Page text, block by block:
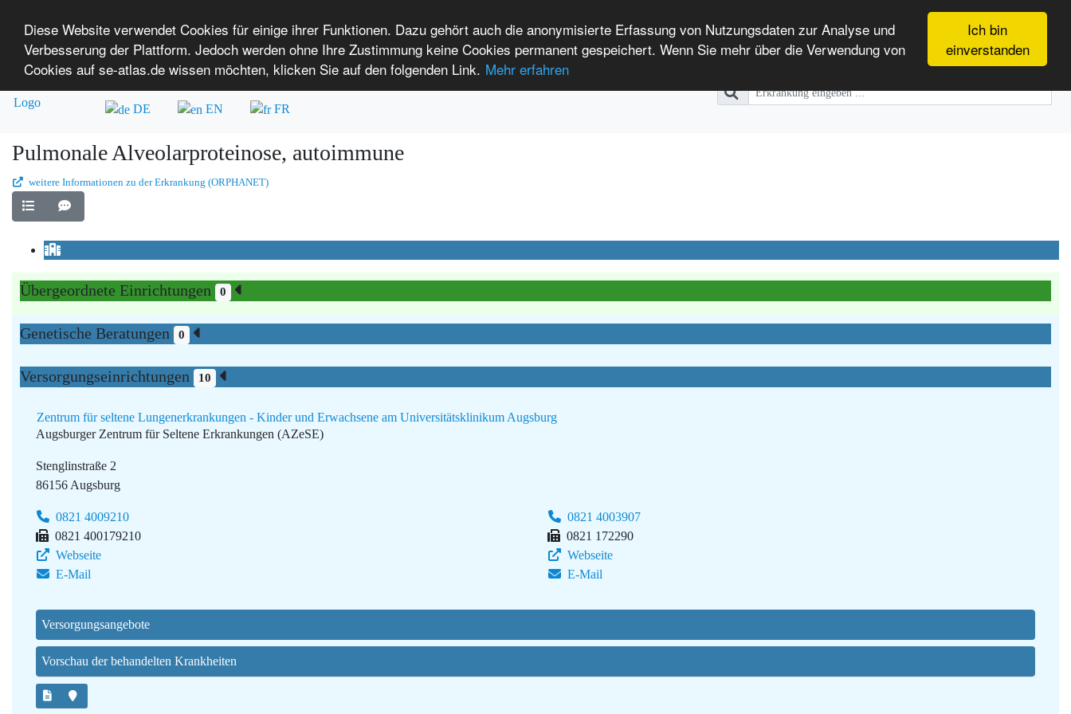
Ich bin
einverstanden
Diese Website verwendet Cookies für einige ihrer Funktionen. Dazu gehört auch die anonymisierte Erfassung von Nutzungsdaten zur Analyse und
Verbesserung der Plattform. Jedoch werden ohne Ihre Zustimmung keine Cookies permanent gespeichert. Wenn Sie mehr über die Verwendung von
Cookies auf se-atlas.de wissen möchten, klicken Sie auf den folgenden Link. Mehr erfahren
SE-ATLAS
Versorgungsatlas für Menschen mit seltenen Erkrankungen
Überblick über Einrichtungen Über uns Anmelden Leichte Sprache International Patients
DE EN FR
Pulmonale Alveolarproteinose, autoimmune
weitere Informationen zu der Erkrankung (ORPHANET)
Übergeordnete Einrichtungen 0
Genetische Beratungen 0
Versorgungseinrichtungen 10
Zentrum für seltene Lungenerkrankungen - Kinder und Erwachsene am Universitätsklinikum Augsburg
Augsburger Zentrum für Seltene Erkrankungen (AZeSE)
Stenglinstraße 2
86156 Augsburg
0821 4009210
0821 400179210
Webseite
E-Mail
0821 4003907
0821 172290
Webseite
E-Mail
Versorgungsangebote
Vorschau der behandelten Krankheiten